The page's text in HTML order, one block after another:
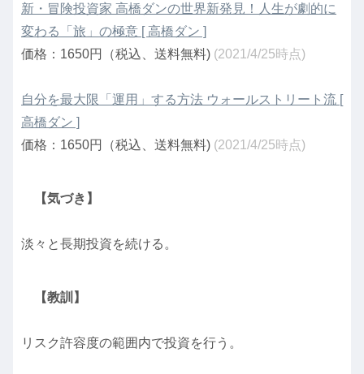
新・冒険投資家 高橋ダンの世界新発見！人生が劇的に
変わる「旅」の極意 [ 高橋ダン ]
価格：1650円（税込、送料無料) (2021/4/25時点)
自分を最大限「運用」する方法 ウォールストリート流 [
高橋ダン ]
価格：1650円（税込、送料無料) (2021/4/25時点)
【気づき】
淡々と長期投資を続ける。
【教訓】
リスク許容度の範囲内で投資を行う。